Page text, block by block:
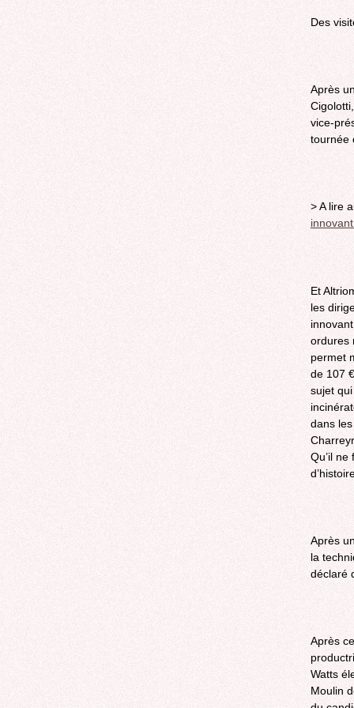
Des
Après
vice-
tournée
> A lire
Et
les
ordures
permet
de 107
sujet
dans
Qu’il
Après
la
déclaré
Après
Watts
Moulin